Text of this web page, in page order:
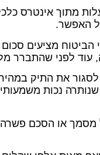
מתוך אינטרס
האפשר.
הביטוח מציעים
לפני שהתברר
את התיק
נכות
מסמך או הסכם פשרה